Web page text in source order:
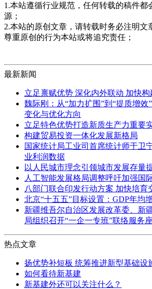
1.本站遵循行业规范，任何转载的稿件都
源；
2.本站的原创文章，请转载时务必注明文
尊重原创的行为本站或将追究责任；
最新新闻
立足禀赋优势 深化内外联动 加快
魏际刚：从“加力扩围”到“提质增效
变化与优化方向
立足特色优势打造新质生产力重要
构建贸易投资一体化发展新格局
国家统计局工业司首席统计师于卫
业利润数据
以人民城市理念引领城市发展存量
人工智能发展格局调整呼吁加强国
八部门联合印发行动方案 加快培育
北京“十五五”目标设置：GDP年均
新疆维吾尔自治区发展改革委、新
局组织召开“一企一专班”联络服务
热点文章
扬优势补短板 统筹推进新型基础设
如何看待新基建
新基建外还可以关注什么？